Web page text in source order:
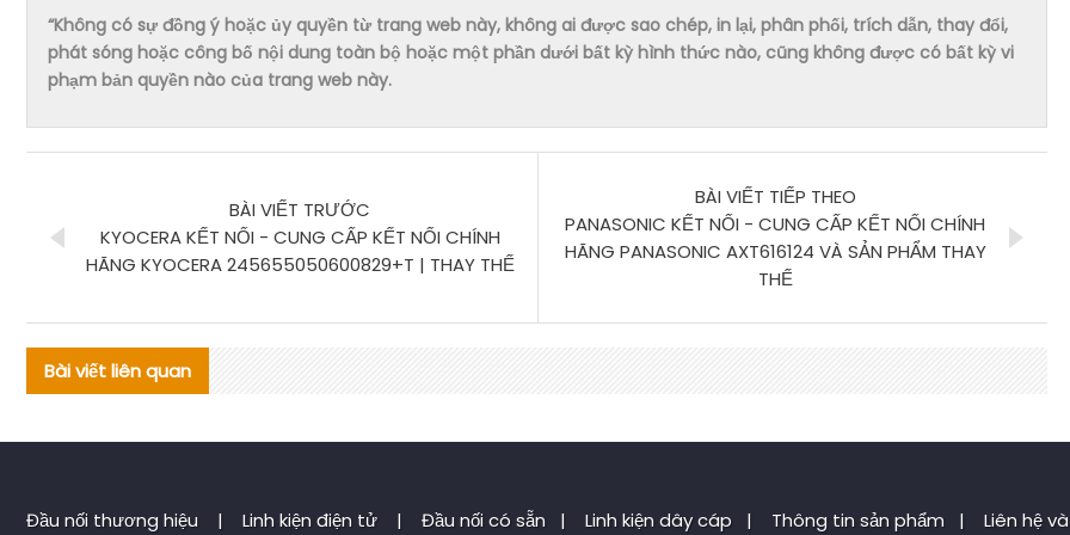
“Không có sự đồng ý hoặc ủy quyền từ trang web này, không ai được sao chép, in lại, phân phối, trích dẫn, thay đổi,
phát sóng hoặc công bố nội dung toàn bộ hoặc một phần dưới bất kỳ hình thức nào, cũng không được có bất kỳ vi
phạm bản quyền nào của trang web này.
BÀI VIẾT TRƯỚC
KYOCERA KẾT NỐI - CUNG CẤP KẾT NỐI CHÍNH
HÃNG KYOCERA 245655050600829+T | THAY THẾ
BÀI VIẾT TIẾP THEO
PANASONIC KẾT NỐI - CUNG CẤP KẾT NỐI CHÍNH
HÃNG PANASONIC AXT616124 VÀ SẢN PHẨM THAY
THẾ
Bài viết liên quan
Đầu nối thương hiệu | Linh kiện điện tử | Đầu nối có sẵn | Linh kiện dây cáp | Thông tin sản phẩm | Liên hệ